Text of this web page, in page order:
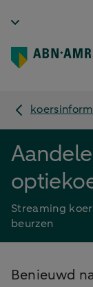
Streaming
beurzen
Benieuwd